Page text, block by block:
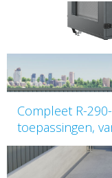
Compleet R-
toepassingen,